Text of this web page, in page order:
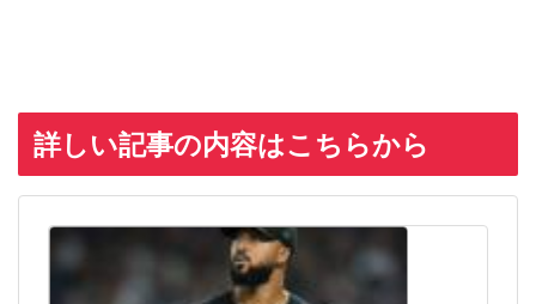
詳しい記事の内容はこちらから